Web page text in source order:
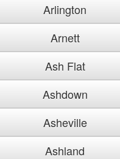
Arlington
Arnett
Ash Flat
Ashdown
Asheville
Ashland